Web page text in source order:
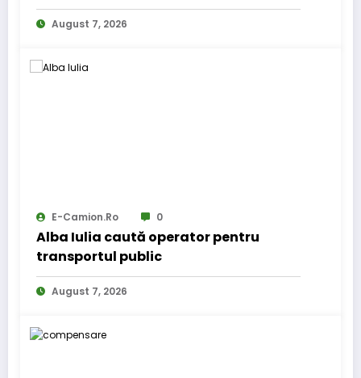
August 7, 2026
E-Camion.ro 0
Alba Iulia caută operator pentru
transportul public
August 7, 2026